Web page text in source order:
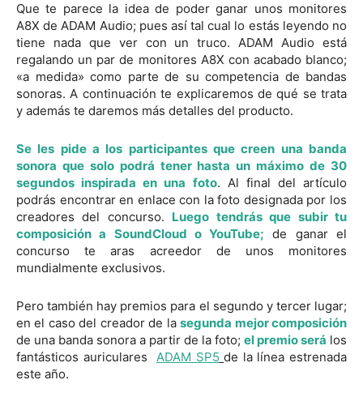
Que te parece la idea de poder ganar unos monitores
A8X de ADAM Audio; pues así tal cual lo estás leyendo no
tiene nada que ver con un truco. ADAM Audio está
regalando un par de monitores A8X con acabado blanco;
«a medida» como parte de su competencia de bandas
sonoras. A continuación te explicaremos de qué se trata
y además te daremos más detalles del producto.
Se les pide a los participantes que creen una banda
sonora que solo podrá tener hasta un máximo de 30
segundos inspirada en una foto. Al final del artículo
podrás encontrar en enlace con la foto designada por los
creadores del concurso. Luego tendrás que subir tu
composición a SoundCloud o YouTube; de ganar el
concurso te aras acreedor de unos monitores
mundialmente exclusivos.
Pero también hay premios para el segundo y tercer lugar;
en el caso del creador de lasegunda mejor composición
de una banda sonora a partir de la foto; el premio será los
fantásticos auriculares ADAM SP5 de la línea estrenada
este año.